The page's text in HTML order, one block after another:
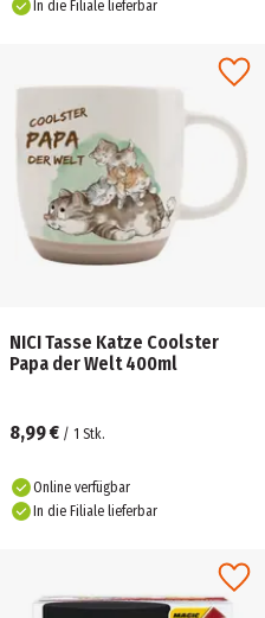
In die Filiale lieferbar
NICI Tasse Katze Coolster
Papa der Welt 400ml
8,99 € / 1 Stk.
Online verfügbar
In die Filiale lieferbar